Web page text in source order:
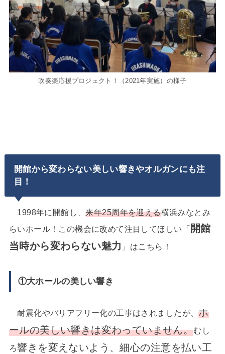
吹奏楽応援プロジェクト！（2021年実施）の様子
開館から変わらない美しい響きやオルガンにも注
目！
1998年に開館し、来年25周年を迎える横浜みなとみ
らいホール！この機会に改めて注目してほしい「 開館
当時から変わらない魅力 」はこちら！
①大ホールの美しい響き
耐震化やバリアフリー化の工事はされましたが、ホ
ールの美しい響きは変わっていません。むし
ろ響きを変えないよう、細心の注意を払い工